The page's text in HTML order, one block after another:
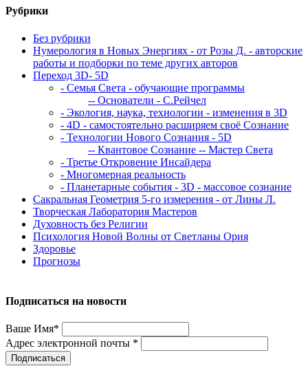
Рубрики
Без рубрики
Нумерология в Новых Энергиях - от Розы Д. - авторские
работы и подборки по теме других авторов
Переход 3D- 5D
- Семья Света - обучающие программы
-- Основатели - С.Рейчел
- Экология, наука, технологии - изменения в 3D
- 4D - самостоятельно расширяем своё Сознание
- Технологии Нового Сознания - 5D
-- Квантовое Сознание -- Мастер Света
- Третье Откровение Инсайдера
- Многомерная реальность
- Планетарные события - 3D - массовое сознание
Сакральная Геометрия 5-го измерения - от Лины Л.
Творческая Лаборатория Мастеров
Духовность без Религии
Психология Новой Волны от Светланы Ория
Здоровье
Прогнозы
Подписаться на новости
Ваше Имя*
Адрес электронной почты *
Подписаться